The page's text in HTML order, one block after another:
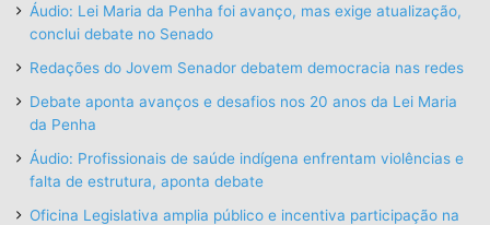
Áudio: Lei Maria da Penha foi avanço, mas exige atualização,
conclui debate no Senado
Redações do Jovem Senador debatem democracia nas redes
Debate aponta avanços e desafios nos 20 anos da Lei Maria
da Penha
Áudio: Profissionais de saúde indígena enfrentam violências e
falta de estrutura, aponta debate
Oficina Legislativa amplia público e incentiva participação na